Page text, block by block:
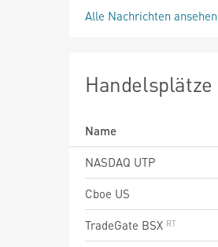
Alle Nachrichten ansehen
Handelsplätze
Name
NASDAQ UTP
Cboe US
TradeGate BSX